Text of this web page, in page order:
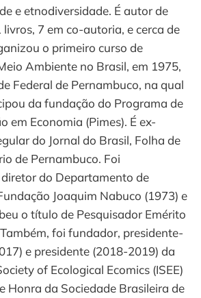
e etnodiversidade. É autor de
7 em co-autoria, e cerca de
o primeiro curso de
Ambiente no Brasil, em 1975,
Federal de Pernambuco, na qual
da fundação do Programa de
em Economia (Pimes). É ex-
do Jornal do Brasil, Folha de
de Pernambuco. Foi
do Departamento de
Joaquim Nabuco (1973) e
o título de Pesquisador Emérito
foi fundador, presidente-
e presidente (2018-2019) da
of Ecological Ecomics (ISEE)
Honra da Sociedade Brasileira de